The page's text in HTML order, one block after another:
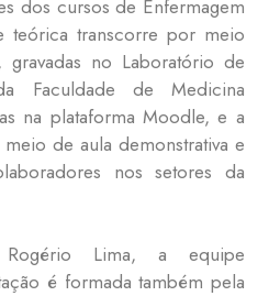
dos cursos de Enfermagem
teórica transcorre por meio
gravadas no Laboratório de
Faculdade de Medicina
na plataforma Moodle, e a
de aula demonstrativa e
nos setores da
Lima, a equipe
é formada também pela